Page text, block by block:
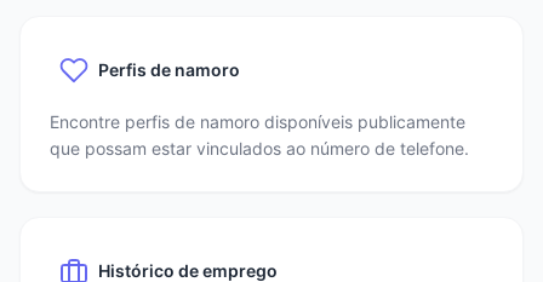
Perfis de namoro
Encontre perfis de namoro disponíveis publicamente
que possam estar vinculados ao número de telefone.
Histórico de emprego